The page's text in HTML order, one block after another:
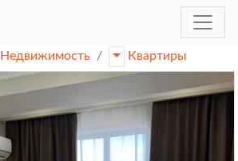
Недвижимость Квартиры